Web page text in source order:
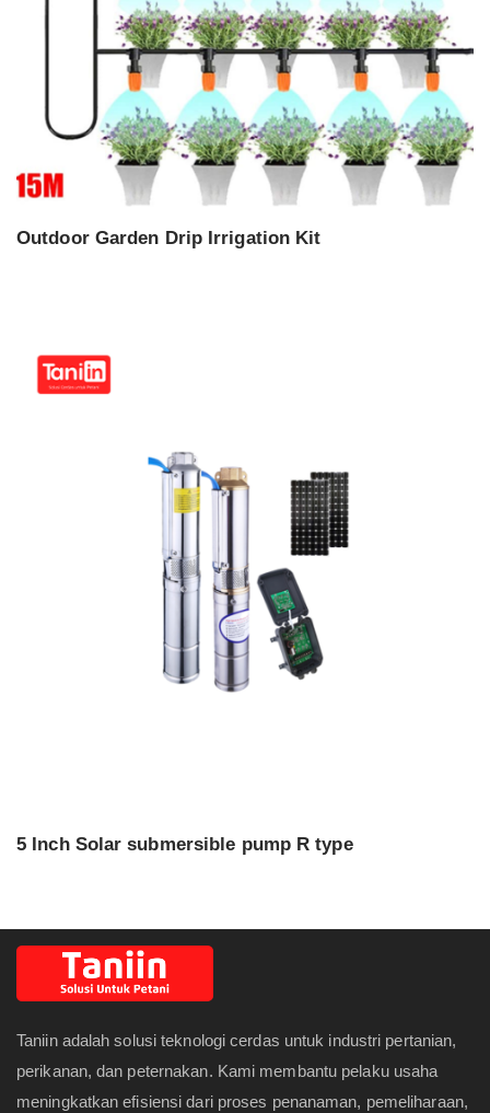
Outdoor Garden Drip Irrigation Kit
5 Inch Solar submersible pump R type
Taniin adalah solusi teknologi cerdas untuk industri pertanian,
perikanan, dan peternakan. Kami membantu pelaku usaha
meningkatkan efisiensi dari proses penanaman, pemeliharaan,